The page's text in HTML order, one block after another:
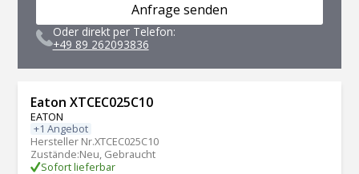
Anfrage senden
Oder direkt per Telefon:
+49 89 262093836
Eaton XTCEC025C10
EATON
+1 Angebot
Hersteller Nr.XTCEC025C10
Zustände:Neu, Gebraucht
Sofort lieferbar